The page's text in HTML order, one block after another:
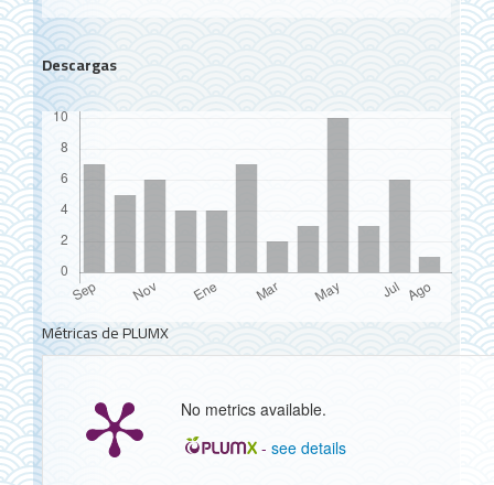
Descargas
Métricas de PLUMX
No metrics available.
-see details